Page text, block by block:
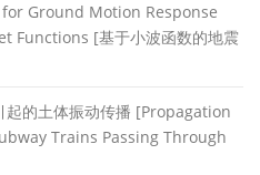
Ground Motion Response
Functions [基于小波函数的地震
的土体振动传播 [Propagation
Trains Passing Through